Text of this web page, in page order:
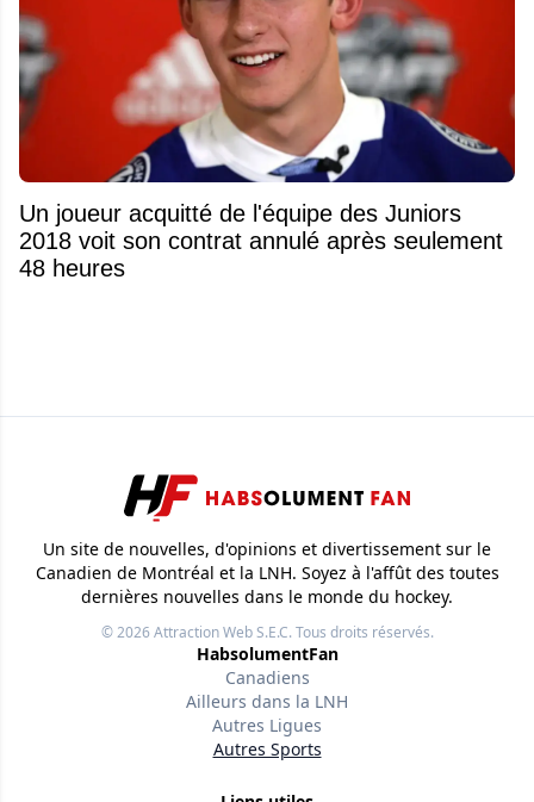
Un joueur acquitté de l'équipe des Juniors
2018 voit son contrat annulé après seulement
48 heures
Un site de nouvelles, d'opinions et divertissement sur le
Canadien de Montréal et la LNH. Soyez à l'affût des toutes
dernières nouvelles dans le monde du hockey.
© 2026Attraction Web S.E.C.Tous droits réservés.
HabsolumentFan
Canadiens
Ailleurs dans la LNH
Autres Ligues
Autres Sports